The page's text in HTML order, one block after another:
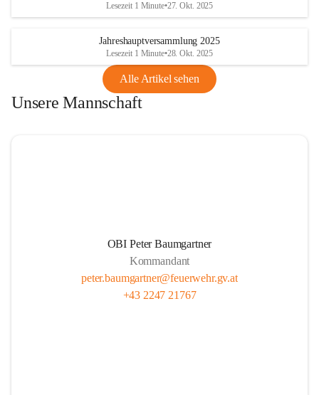
Lesezeit 1 Minute•27. Okt. 2025
Jahreshauptversammlung 2025
Lesezeit 1 Minute•28. Okt. 2025
Alle Artikel sehen
Unsere Mannschaft
OBI Peter Baumgartner
Kommandant
peter.baumgartner@feuerwehr.gv.at
+43 2247 21767